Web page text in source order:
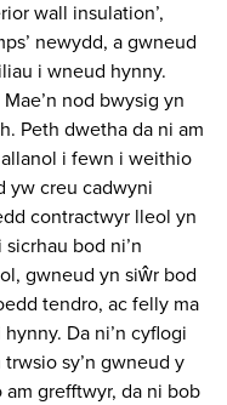
wall insulation’,
newydd, a gwneud
i wneud hynny.
nod bwysig yn
Peth dwetha da ni am
i fewn i weithio
yw creu cadwyni
contractwyr lleol yn
bod ni’n
gwneud yn siŵr bod
tendro, ac felly ma
Da ni’n cyflogi
sy’n gwneud y
grefftwyr, da ni bob